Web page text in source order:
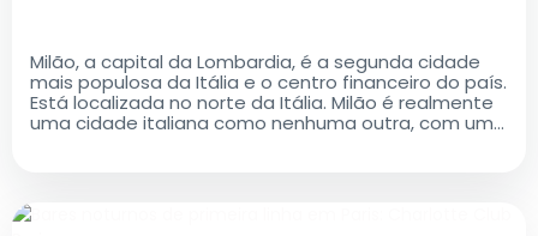
Milão, a capital da Lombardia, é a segunda cidade
mais populosa da Itália e o centro financeiro do país.
Está localizada no norte da Itália. Milão é realmente
uma cidade italiana como nenhuma outra, com uma